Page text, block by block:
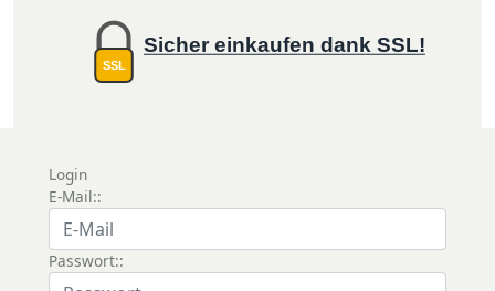
SSL
Sicher einkaufen dank SSL!
Login
E-Mail::
Passwort::